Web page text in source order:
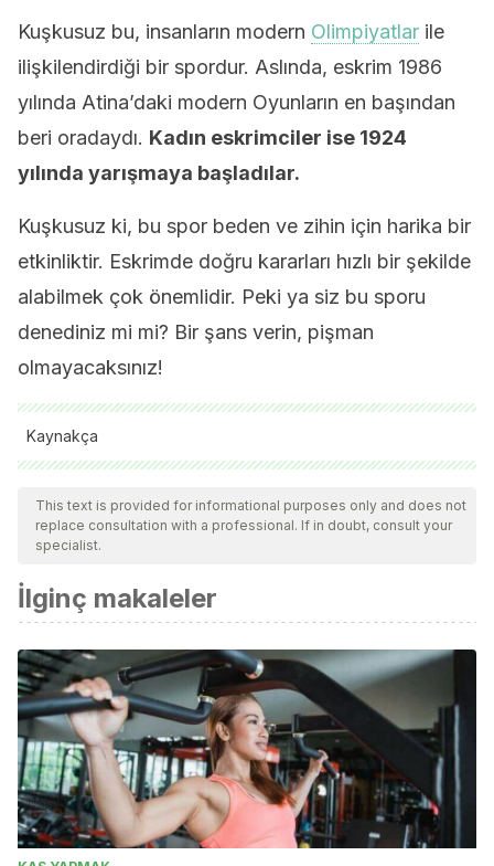
Kuşkusuz bu, insanların modern Olimpiyatlar ile
ilişkilendirdiği bir spordur. Aslında, eskrim 1986
yılında Atina’daki modern Oyunların en başından
beri oradaydı. Kadın eskrimciler ise 1924
yılında yarışmaya başladılar.
Kuşkusuz ki, bu spor beden ve zihin için harika bir
etkinliktir. Eskrimde doğru kararları hızlı bir şekilde
alabilmek çok önemlidir. Peki ya siz bu sporu
denediniz mi mi? Bir şans verin, pişman
olmayacaksınız!
Kaynakça
http://www.esgrimagranada.org/antigua/escuela.php
Reglamento Internacional para las pruebas. 2004.
http://www.esgrimagranada.org/antigua/reglamento/
This text is provided for informational purposes only and does not
replace consultation with a professional. If in doubt, consult your
specialist.
İlginç makaleler